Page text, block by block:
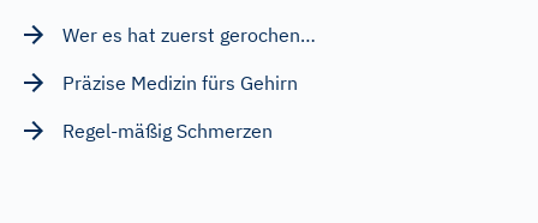
Wer es hat zuerst gerochen…
Präzise Medizin fürs Gehirn
Regel-mäßig Schmerzen